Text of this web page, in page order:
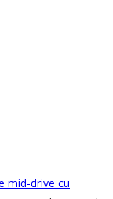
mid-drive cu